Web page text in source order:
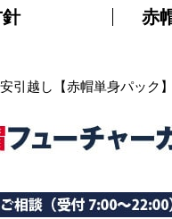
赤
引越し【赤帽単身パック